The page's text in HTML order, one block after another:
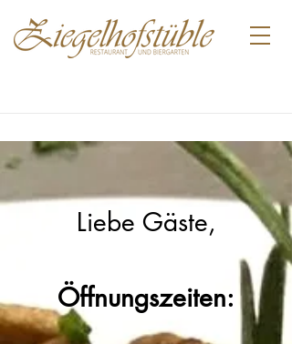
​Liebe Gäste,
Öffnungszeiten:​